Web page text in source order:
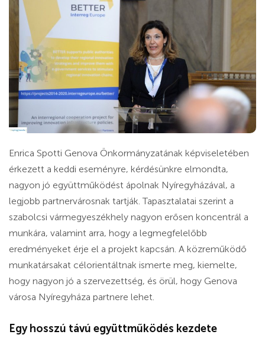
Enrica Spotti Genova Önkormányzatának képviseletében
érkezett a keddi eseményre, kérdésünkre elmondta,
nagyon jó együttműködést ápolnak Nyíregyházával, a
legjobb partnervárosnak tartják. Tapasztalatai szerint a
szabolcsi vármegyeszékhely nagyon erősen koncentrál a
munkára, valamint arra, hogy a legmegfelelőbb
eredményeket érje el a projekt kapcsán. A közreműködő
munkatársakat célorientáltnak ismerte meg, kiemelte,
hogy nagyon jó a szervezettség, és örül, hogy Genova
városa Nyíregyháza partnere lehet.
Egy hosszú távú együttműködés kezdete